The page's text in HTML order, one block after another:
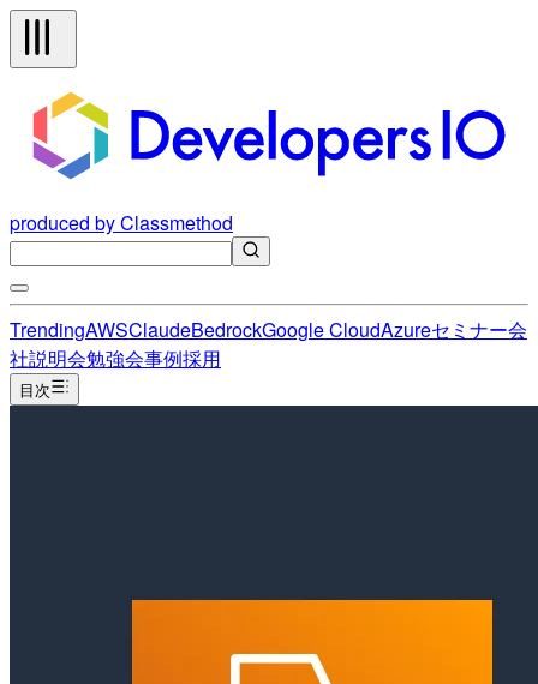
produced by Classmethod
TrendingAWSClaudeBedrockGoogle CloudAzureセミナー会
社説明会勉強会事例採用
目次